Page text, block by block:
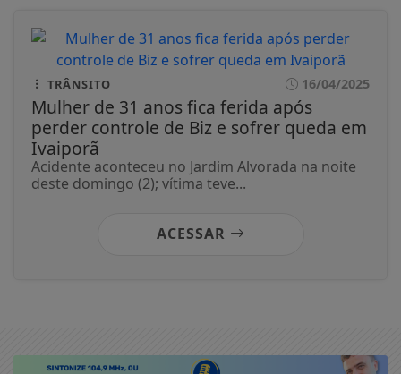
TRÂNSITO 16/04/2025
Mulher de 31 anos fica ferida após
perder controle de Biz e sofrer queda em
Ivaiporã
Acidente aconteceu no Jardim Alvorada na noite
deste domingo (2); vítima teve...
ACESSAR